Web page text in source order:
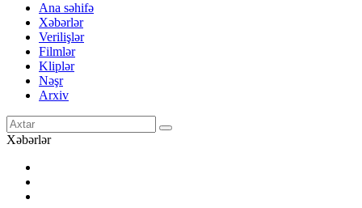
Ana səhifə
Xəbərlər
Verilişlər
Filmlər
Kliplər
Nəşr
Arxiv
Xəbərlər